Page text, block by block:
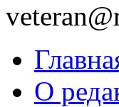
О